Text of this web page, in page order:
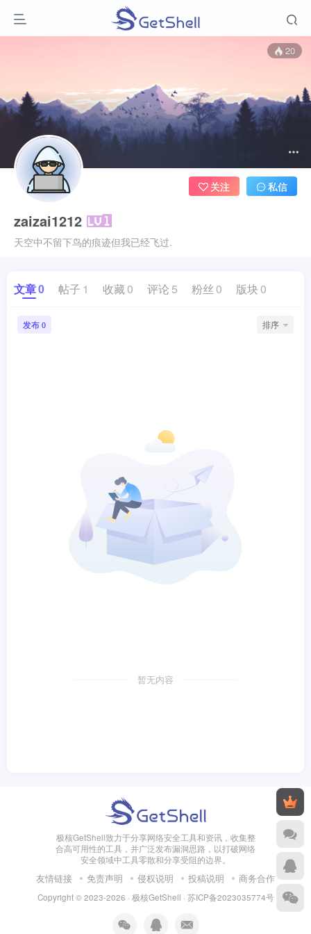
20
zaizai1212
天空中不留下鸟的痕迹但我已经飞过.
关注 私信
文章0 帖子 1 收藏 0 评论 5 粉丝 0 版块 0
发布 0 排序
暂无内容
极核GetShell致力于分享网络安全工具和资讯，收集整
合高可用性的工具，并广泛发布漏洞思路，以打破网络
安全领域中工具零散和分享受阻的边界。
友情链接 免责声明 侵权说明 投稿说明 商务合作
Copyright © 2023-2026 · 极核GetShell · 苏ICP备2023035774号